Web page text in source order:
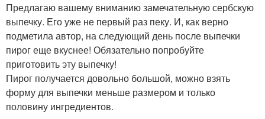
Предлагаю вашему вниманию замечательную сербскую
выпечку. Его уже не первый раз пеку. И, как верно
подметила автор, на следующий день после выпечки
пирог еще вкуснее! Обязательно попробуйте
приготовить эту выпечку!
Пирог получается довольно большой, можно взять
форму для выпечки меньше размером и только
половину ингредиентов.